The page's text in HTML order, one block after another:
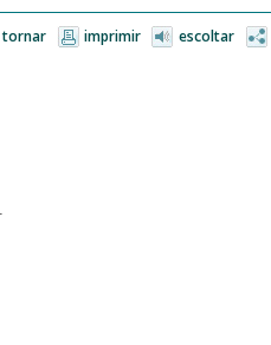
tornar imprimir escoltar